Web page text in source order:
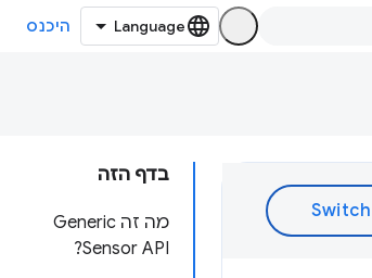
היכנס
בדף הזה
מה זה Generic
Sensor API?